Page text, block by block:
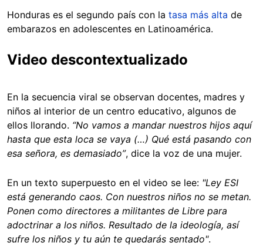
Honduras es el segundo país con la tasa más alta de
embarazos en adolescentes en Latinoamérica.
Video descontextualizado
En la secuencia viral se observan docentes, madres y
niños al interior de un centro educativo, algunos de
ellos llorando. “No vamos a mandar nuestros hijos aquí
hasta que esta loca se vaya (…) Qué está pasando con
esa señora, es demasiado”, dice la voz de una mujer.
En un texto superpuesto en el video se lee: "Ley ESI
está generando caos. Con nuestros niños no se metan.
Ponen como directores a militantes de Libre para
adoctrinar a los niños. Resultado de la ideología, así
sufre los niños y tu aún te quedarás sentado".